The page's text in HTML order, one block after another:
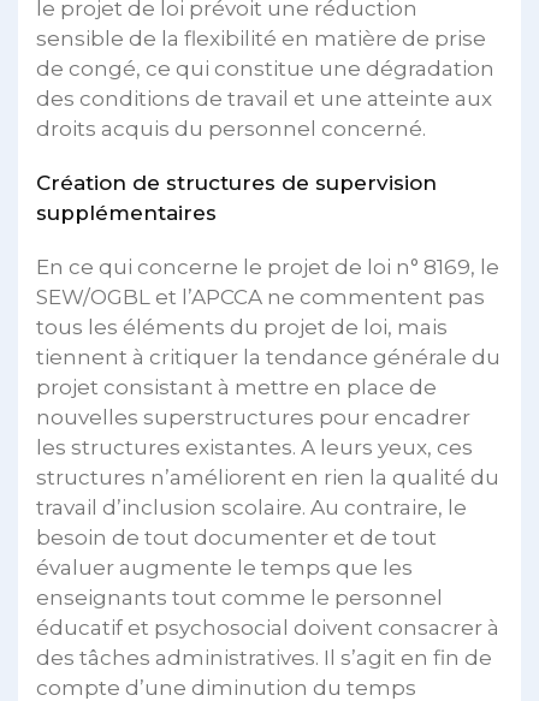
le projet de loi prévoit une réduction
sensible de la flexibilité en matière de prise
de congé, ce qui constitue une dégradation
des conditions de travail et une atteinte aux
droits acquis du personnel concerné.
Création de structures de supervision
supplémentaires
En ce qui concerne le projet de loi n° 8169, le
SEW/OGBL et l’APCCA ne commentent pas
tous les éléments du projet de loi, mais
tiennent à critiquer la tendance générale du
projet consistant à mettre en place de
nouvelles superstructures pour encadrer
les structures existantes. A leurs yeux, ces
structures n’améliorent en rien la qualité du
travail d’inclusion scolaire. Au contraire, le
besoin de tout documenter et de tout
évaluer augmente le temps que les
enseignants tout comme le personnel
éducatif et psychosocial doivent consacrer à
des tâches administratives. Il s’agit en fin de
compte d’une diminution du temps